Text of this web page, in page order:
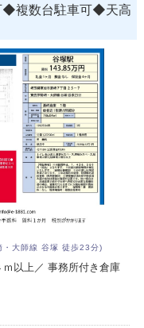
◆複数台駐車可◆天高
・大師線 谷塚 徒歩23分)
以上／ 事務所付き倉庫